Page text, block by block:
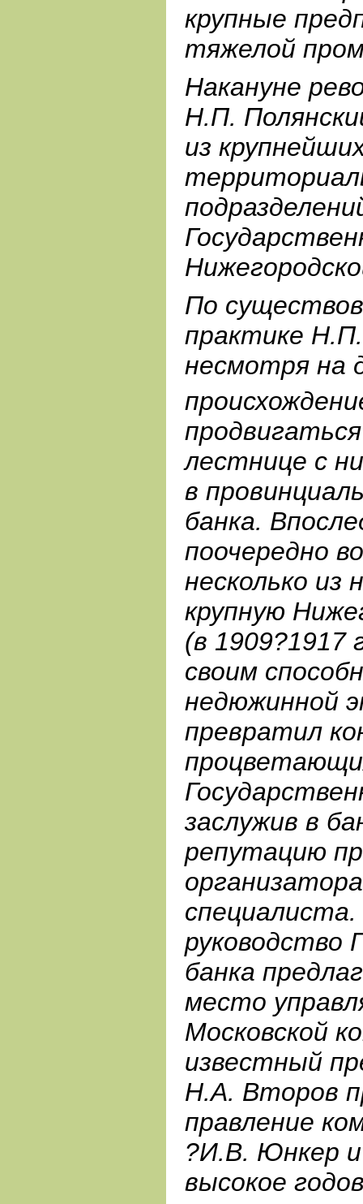
крупные
тяжелой
Накануне
Н.П.
из
По
практике
несмотря на
лестнице с
в
банка.
поочередно
несколько из
крупную
(в 1909?1917
своим
недюжинной
превратил
заслужив в
репутацию
руководство
банка
место
Московской
известный
Н.А. Второв
правление
?И.В. Юнкер и
высокое